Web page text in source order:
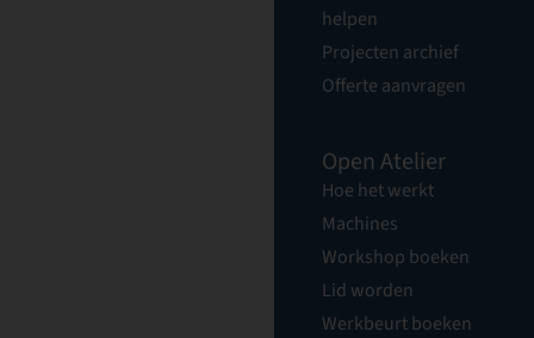
helpen
Projecten archief
Offerte aanvragen
Open Atelier
Hoe het werkt
Machines
Workshop boeken
Lid worden
Werkbeurt boeken